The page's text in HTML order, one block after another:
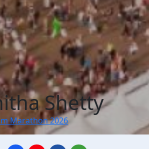
Shetty
Marathon 2026